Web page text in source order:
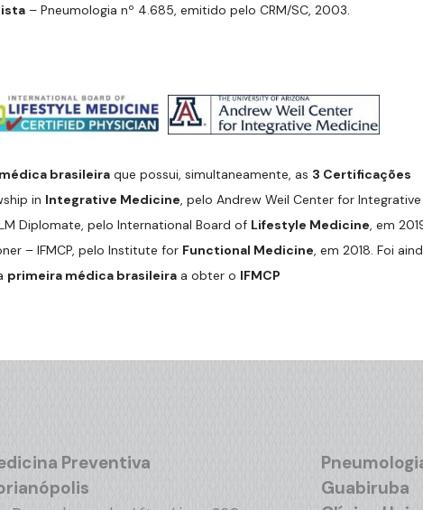
– Pneumologia nº 4.685, emitido pelo CRM/SC, 2003.
brasileira que possui, simultaneamente, as 3 Certificações
in Integrative Medicine, pelo Andrew Weil Center for Integrative
Diplomate, pelo International Board of Lifestyle Medicine, em
– IFMCP, pelo Institute for Functional Medicine, em 2018. Foi
primeira médica brasileiraa obter o IFMCP
Preventiva
Guabiruba